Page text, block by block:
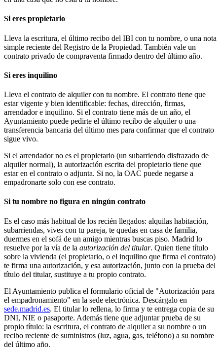
Si eres propietario
Lleva la escritura, el último recibo del IBI con tu nombre, o una nota
simple reciente del Registro de la Propiedad. También vale un
contrato privado de compraventa firmado dentro del último año.
Si eres inquilino
Lleva el contrato de alquiler con tu nombre. El contrato tiene que
estar vigente y bien identificable: fechas, dirección, firmas,
arrendador e inquilino. Si el contrato tiene más de un año, el
Ayuntamiento puede pedirte el último recibo de alquiler o una
transferencia bancaria del último mes para confirmar que el contrato
sigue vivo.
Si el arrendador no es el propietario (un subarriendo disfrazado de
alquiler normal), la autorización escrita del propietario tiene que
estar en el contrato o adjunta. Si no, la OAC puede negarse a
empadronarte solo con ese contrato.
Si tu nombre no figura en ningún contrato
Es el caso más habitual de los recién llegados: alquilas habitación,
subarriendas, vives con tu pareja, te quedas en casa de familia,
duermes en el sofá de un amigo mientras buscas piso. Madrid lo
resuelve por la vía de la autorización del titular. Quien tiene título
sobre la vivienda (el propietario, o el inquilino que firma el contrato)
te firma una autorización, y esa autorización, junto con la prueba del
título del titular, sustituye a tu propio contrato.
El Ayuntamiento publica el formulario oficial de "Autorización para
el empadronamiento" en la sede electrónica. Descárgalo en
sede.madrid.es. El titular lo rellena, lo firma y te entrega copia de su
DNI, NIE o pasaporte. Además tiene que adjuntar prueba de su
propio título: la escritura, el contrato de alquiler a su nombre o un
recibo reciente de suministros (luz, agua, gas, teléfono) a su nombre
del último año.